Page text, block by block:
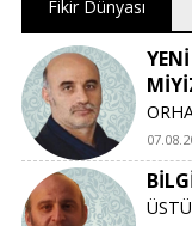
Fikir Dünyası